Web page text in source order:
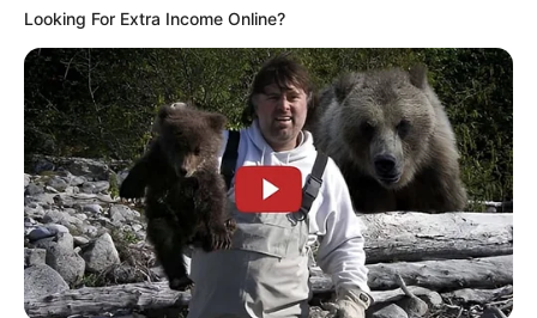
Looking For Extra Income Online?